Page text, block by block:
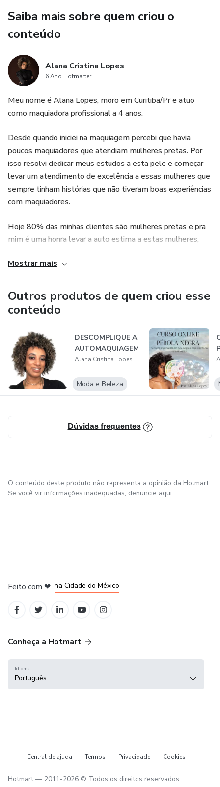
Saiba mais sobre quem criou o
conteúdo
Alana Cristina Lopes
6 Ano Hotmarter
Meu nome é Alana Lopes, moro em Curitiba/Pr e atuo
como maquiadora profissional a 4 anos.
Desde quando iniciei na maquiagem percebi que havia
poucos maquiadores que atendiam mulheres pretas. Por
isso resolvi dedicar meus estudos a esta pele e começar
levar um atendimento de excelência a essas mulheres que
sempre tinham histórias que não tiveram boas experiências
com maquiadores.
Hoje 80% das minhas clientes são mulheres pretas e pra
mim é uma honra levar a auto estima a estas mulheres,
hoje quero levar todo esse meu conhecimento para
referência em sua região.
Mostrar mais
Outros produtos de quem criou esse
conteúdo
DESCOMPLIQUE A
AUTOMAQUIAGEM
Alana Cristina Lopes
Moda e Beleza
Dúvidas frequentes
O conteúdo deste produto não representa a opinião da Hotmart.
Se você vir informações inadequadas, denuncie aqui
Feito com ❤ na Cidade do México
Conheça a Hotmart
Idioma
Português
Central de ajuda Termos Privacidade Cookies
Hotmart — 2011-2026 © Todos os direitos reservados.